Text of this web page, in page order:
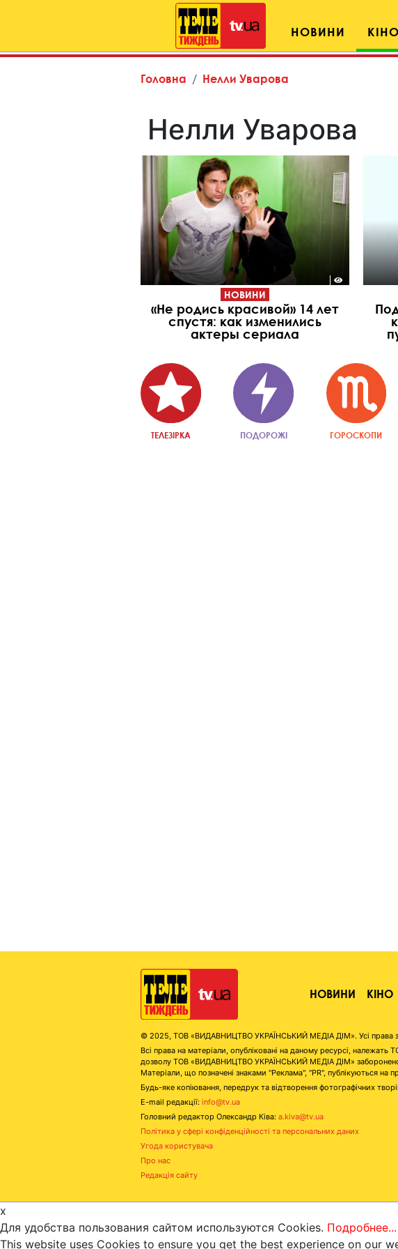
НОВИНИ КІНО
Головна Нелли Уварова
Нелли Уварова
НОВИНИ
«Не родись красивой» 14 лет
спустя: как изменились
актеры сериала
ТЕЛЕЗІРКА ПОДОРОЖІ ГОРОСКОПИ
НОВИНИ КІНО
© 2025, ТОВ «ВИДАВНИЦТВО УКРАЇНСЬКИЙ МЕДІА ДІМ». Усі права
Всі права на матеріали, опубліковані на даному ресурсі,
дозволу ТОВ «ВИДАВНИЦТВО УКРАЇНСЬКИЙ МЕДІА ДІМ» заборонено.
Матеріали, що позначені знаками "Реклама", "PR", публікуються на
Будь-яке копіювання, передрук та відтворення фотографічних
E-mail редакції: info@tv.ua
Головний редактор Олександр Ківа: a.kiva@tv.ua
Політика у сфері конфіденційності та персональних даних
Угода користувача
Про нас
Редакція сайту
x
Для удобства пользования сайтом используются Cookies. Подробнее...
This website uses Cookies to ensure you get the best experience on our